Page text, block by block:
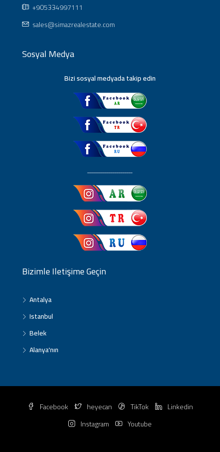
+905334997111
sales@simazrealestate.com
Sosyal Medya
Bizi sosyal medyada takip edin
ـــــــــــــــــــــــ
Bizimle Iletişime Geçin
Antalya
Istanbul
Belek
Alanya'nın
Facebook heyecan TikTok
Linkedin
Instagram
Youtube